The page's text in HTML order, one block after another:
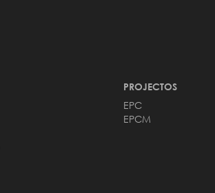
PROJECTOS
EPC
EPCM